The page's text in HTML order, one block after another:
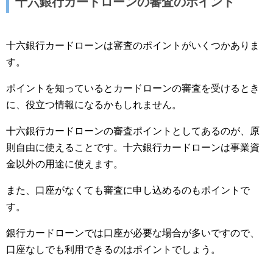
十六銀行カードローンは審査のポイントがいくつかありま
す。
ポイントを知っているとカードローンの審査を受けるとき
に、役立つ情報になるかもしれません。
十六銀行カードローンの審査ポイントとしてあるのが、原
則自由に使えることです。十六銀行カードローンは事業資
金以外の用途に使えます。
また、口座がなくても審査に申し込めるのもポイントで
す。
銀行カードローンでは口座が必要な場合が多いですので、
口座なしでも利用できるのはポイントでしょう。